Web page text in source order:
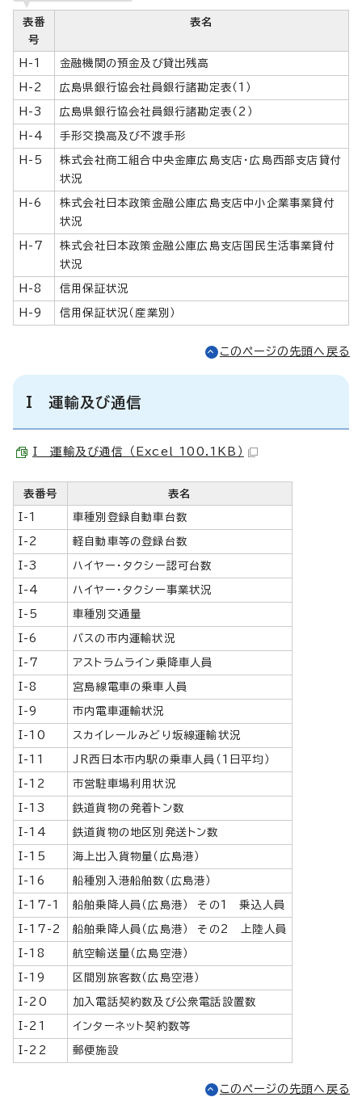
表番
号
表名
H-1 金融機関の預金及び貸出残高
H-2 広島県銀行協会社員銀行諸勘定表（1）
H-3 広島県銀行協会社員銀行諸勘定表（2）
H-4 手形交換高及び不渡手形
H-5
株式会社商工組合中央金庫広島支店・広島西部支店貸付
状況
H-6
株式会社日本政策金融公庫広島支店中小企業事業貸付
状況
H-7
株式会社日本政策金融公庫広島支店国民生活事業貸付
状況
H-8 信用保証状況
H-9 信用保証状況（産業別）
このページの先頭へ戻る
I 運輸及び通信
I 運輸及び通信 （Excel 100.1KB）
表番号 表名
I-1 車種別登録自動車台数
I-2 軽自動車等の登録台数
I-3 ハイヤー・タクシー認可台数
I-4 ハイヤー・タクシー事業状況
I-5 車種別交通量
I-6 バスの市内運輸状況
I-7 アストラムライン乗降車人員
I-8 宮島線電車の乗車人員
I-9 市内電車運輸状況
I-10 スカイレールみどり坂線運輸状況
I-11 JR西日本市内駅の乗車人員（1日平均）
I-12 市営駐車場利用状況
I-13 鉄道貨物の発着トン数
I-14 鉄道貨物の地区別発送トン数
I-15 海上出入貨物量（広島港）
I-16 船種別入港船舶数（広島港）
I-17-1 船舶乗降人員（広島港） その1 乗込人員
I-17-2 船舶乗降人員（広島港） その2 上陸人員
I-18 航空輸送量（広島空港）
I-19 区間別旅客数（広島空港）
I-20 加入電話契約数及び公衆電話設置数
I-21 インターネット契約数等
I-22 郵便施設
このページの先頭へ戻る